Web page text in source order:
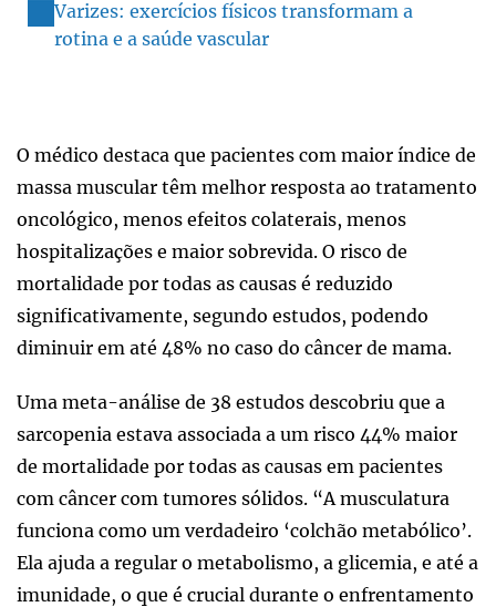
Varizes: exercícios físicos transformam a
rotina e a saúde vascular
O médico destaca que pacientes com maior índice de
massa muscular têm melhor resposta ao tratamento
oncológico, menos efeitos colaterais, menos
hospitalizações e maior sobrevida. O risco de
mortalidade por todas as causas é reduzido
significativamente, segundo estudos, podendo
diminuir em até 48% no caso do câncer de mama.
Uma meta-análise de 38 estudos descobriu que a
sarcopenia estava associada a um risco 44% maior
de mortalidade por todas as causas em pacientes
com câncer com tumores sólidos. “A musculatura
funciona como um verdadeiro ‘colchão metabólico’.
Ela ajuda a regular o metabolismo, a glicemia, e até a
imunidade, o que é crucial durante o enfrentamento